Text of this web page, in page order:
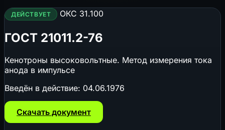
ДЕЙСТВУЕТ ОКС 31.100
ГОСТ 21011.2-76
Кенотроны высоковольтные. Метод измерения тока
анода в импульсе
Введён в действие: 04.06.1976
Скачать документ